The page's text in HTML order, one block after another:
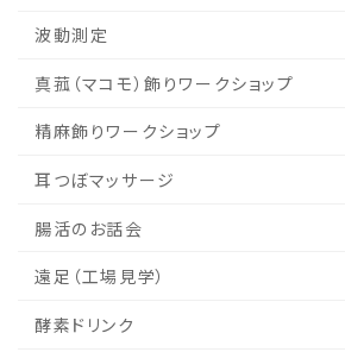
波動測定
真菰（マコモ）飾りワークショップ
精麻飾りワークショップ
耳つぼマッサージ
腸活のお話会
遠足（工場見学）
酵素ドリンク